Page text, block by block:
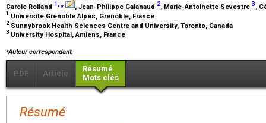
Carole Rolland 1,⁎ , Jean-Philippe Galanaud 2, Marie-Antoinette Sevestre 3,
1 Université Grenoble Alpes, Grenoble, France
2 Sunnybrook Health Sciences Centre and University, Toronto, Canada
3 University Hospital, Amiens, France
⁎Auteur correspondant.
PDF Article
Résumé
Mots clés
Résumé